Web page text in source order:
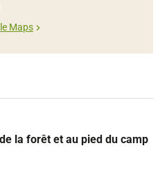
la forêt et au pied du camp
Maps